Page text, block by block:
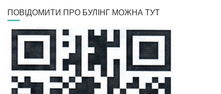
ПОВІДОМИТИ ПРО БУЛІНГ МОЖНА ТУТ